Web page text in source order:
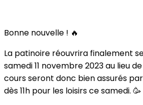
Bonne nouvelle ! 🔥
La patinoire réouvrira finalement
samedi 11 novembre 2023 au lieu
cours seront donc bien assurés
dès 11h pour les loisirs ce samedi. 🥳